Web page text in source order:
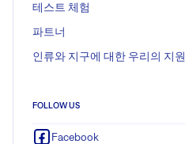
테스트 체험
파트너
인류와 지구에 대한 우리의 지원
FOLLOW US
Facebook